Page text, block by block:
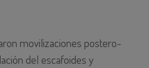
movilizaciones postero-
del escafoides y